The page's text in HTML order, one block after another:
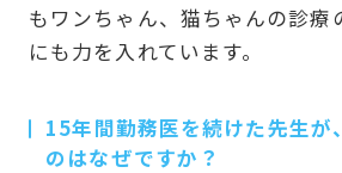
もワンちゃん、猫ちゃんの診療
にも力を入れています。
15年間勤務医を続けた先生が
のはなぜですか？